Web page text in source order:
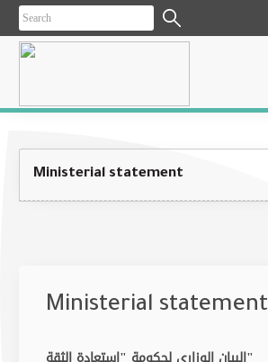
Ministerial statement
Ministerial statement